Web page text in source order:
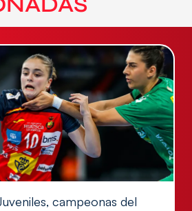
campeonas del